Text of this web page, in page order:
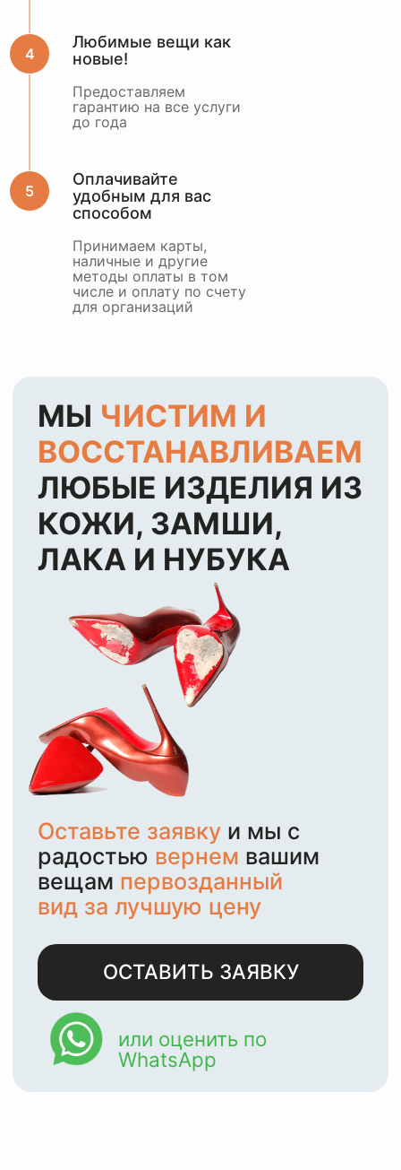
Любимые вещи как
новые!
Предоставляем
гарантию на все услуги
до года
Оплачивайте
удобным для вас
способом
Принимаем карты,
наличные и другие
методы оплаты в том
числе и оплату по счету
для организаций